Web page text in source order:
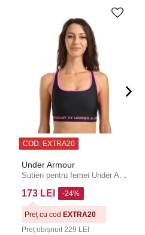
COD: EXTRA20
Under Armour
Sutien pentru femei Under Armour negru
173 LEI
Preț obișnuit 229 LEI
-24%
Preț cu cod EXTRA20